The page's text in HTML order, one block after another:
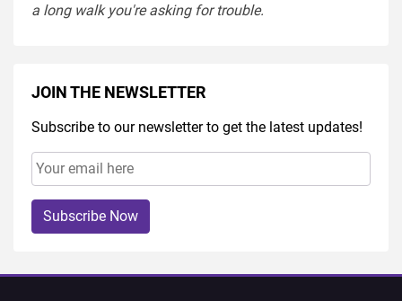
a long walkyou'reaskingfortrouble.
JOIN THE NEWSLETTER
Subscribe to our newsletter to get the latest updates!
Subscribe Now